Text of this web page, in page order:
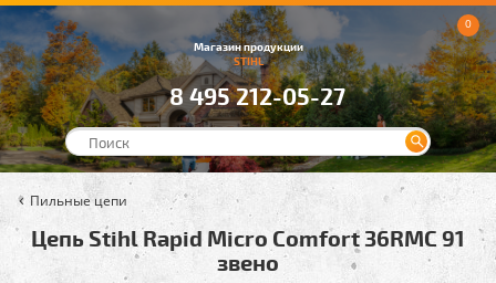
Магазин продукции
STIHL
8 495 212-05-27
0
Пильные цепи
Цепь Stihl Rapid Micro Comfort 36RMC 91
звено